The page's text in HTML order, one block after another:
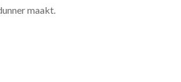
maakt.